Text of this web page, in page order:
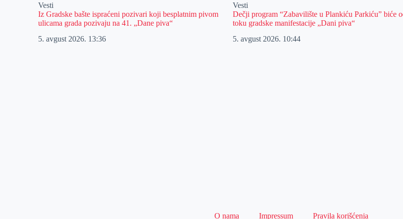
Vesti
Iz Gradske bašte ispraćeni pozivari koji besplatnim pivom
ulicama grada pozivaju na 41. „Dane piva“
5. avgust 2026. 13:36
Vesti
Dečji program “Zabavilište u Plankiću Parkiću” biće
toku gradske manifestacije „Dani piva“
5. avgust 2026. 10:44
O nama Impressum Pravila korišćenja